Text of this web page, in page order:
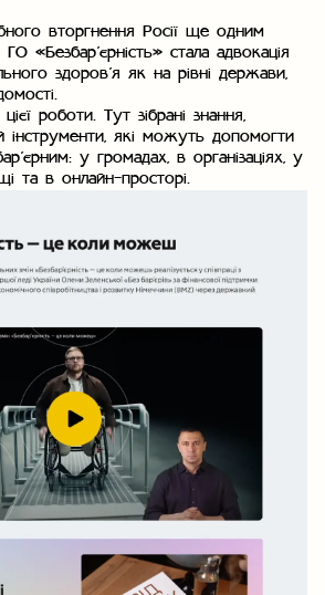
вторгнення Росії ще одним
«Безбар’єрність» стала адвокація
здоров’я як на рівні держави,
роботи. Тут зібрані знання,
інструменти, які можуть допомогти
у громадах, в організаціях, у
та в онлайн-просторі.